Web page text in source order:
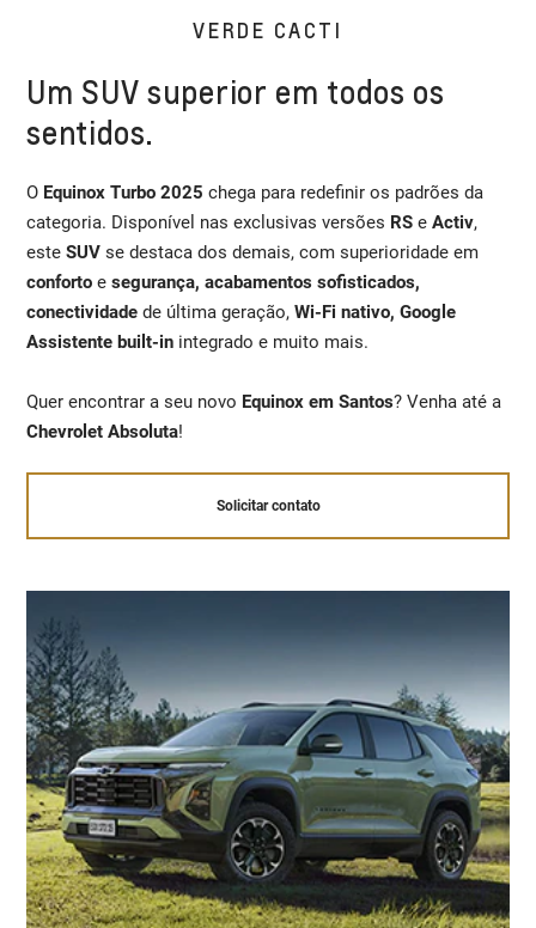
VERDE CACTI
Um SUV superior em todos os
sentidos.
O Equinox Turbo 2025 chega para redefinir os padrões da
categoria. Disponível nas exclusivas versões RS eActiv,
esteSUV se destaca dos demais, com superioridade em
conforto esegurança, acabamentos sofisticados,
conectividade de última geração,Wi-Fi nativo, Google
Assistente built-in integrado e muito mais.
Quer encontrar a seu novo Equinox em Santos? Venha até a
Chevrolet Absoluta!
Solicitar contato